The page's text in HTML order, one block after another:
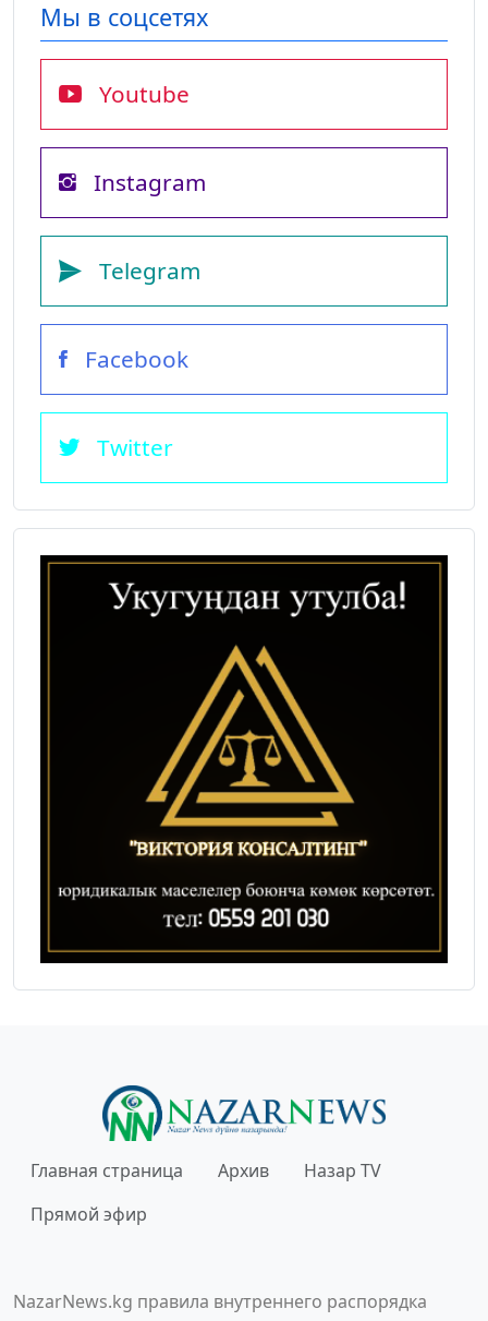
Мы в соцсетях
Youtube
Instagram
Telegram
Facebook
Twitter
Главная страница Архив
Назар TV
Прямой эфир
NazarNews.kg правила внутреннего распорядка